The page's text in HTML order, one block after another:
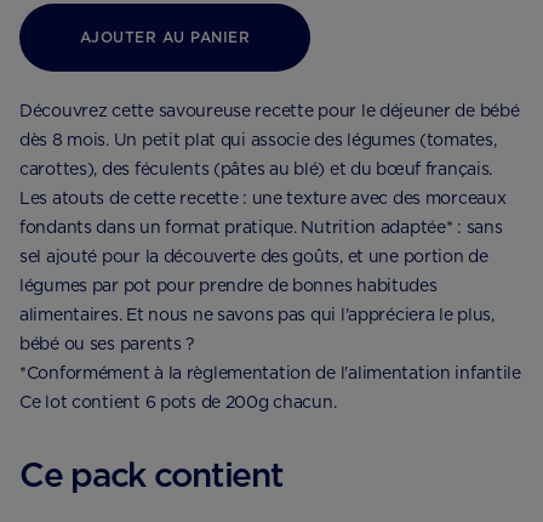
AJOUTER AU PANIER
Découvrez cette savoureuse recette pour le déjeuner de bébé
dès 8 mois. Un petit plat qui associe des légumes (tomates,
carottes), des féculents (pâtes au blé) et du bœuf français.
Les atouts de cette recette : une texture avec des morceaux
fondants dans un format pratique. Nutrition adaptée* : sans
sel ajouté pour la découverte des goûts, et une portion de
légumes par pot pour prendre de bonnes habitudes
alimentaires. Et nous ne savons pas qui l'appréciera le plus,
bébé ou ses parents ?
*Conformément à la règlementation de l'alimentation infantile
Ce lot contient 6 pots de 200g chacun.
Ce pack contient